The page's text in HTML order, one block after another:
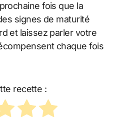
fois que la
signes de maturité
et laissez parler votre
chaque fois
recette :